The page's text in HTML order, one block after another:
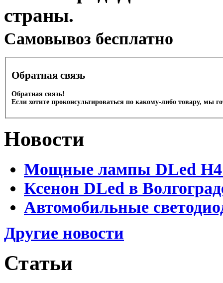
страны.
Cамовывоз бесплатно
Обратная связь
Обратная связь!
Если хотите проконсультироваться по какому-либо товару, мы
Новости
Мощные лампы DLed H4
Ксенон DLed в
Автомобильные
Другие новости
Статьи